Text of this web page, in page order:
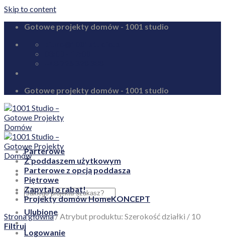
Skip to content
Gotowe projekty domów - 1001 studio
Gotowe projekty domów - 1001 studio
Ulubione
Logowanie
Parterowe
Z poddaszem użytkowym
Parterowe z opcją poddasza
Piętrowe
Zapytaj o rabat!
Projekty domów HomeKONCEPT
Strona główna/Atrybut produktu: Szerokość działki / 10
Filtruj